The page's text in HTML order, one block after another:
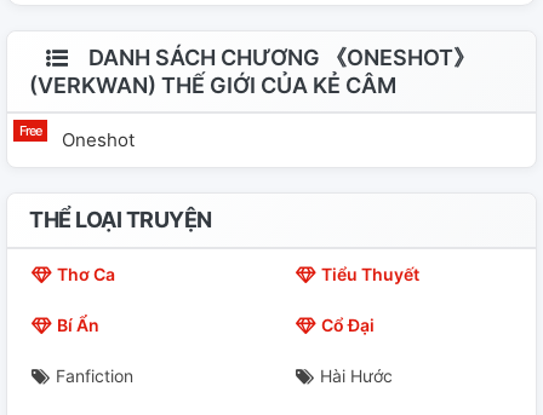
DANH SÁCH CHƯƠNG 《ONESHOT》
(VERKWAN) THẾ GIỚI CỦA KẺ CÂM
Oneshot
THỂ LOẠI TRUYỆN
Thơ Ca Tiểu Thuyết
Bí Ẩn Cổ Đại
Fanfiction Hài Hước